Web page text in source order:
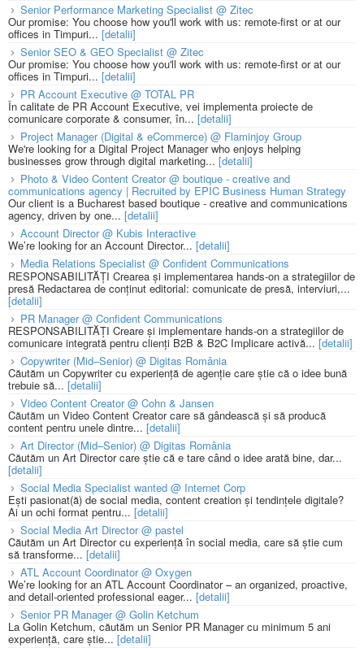
Senior Performance Marketing Specialist @ Zitec
Our promise: You choose how you'll work with us: remote-first or at our
offices in Timpuri... [detalii]
Senior SEO & GEO Specialist @ Zitec
Our promise: You choose how you'll work with us: remote-first or at our
offices in Timpuri... [detalii]
PR Account Executive @ TOTAL PR
În calitate de PR Account Executive, vei implementa proiecte de
comunicare corporate & consumer, în... [detalii]
Project Manager (Digital & eCommerce) @ Flaminjoy Group
We're looking for a Digital Project Manager who enjoys helping
businesses grow through digital marketing... [detalii]
Photo & Video Content Creator @ boutique - creative and
communications agency | Recruited by EPIC Business Human Strategy
Our client is a Bucharest based boutique - creative and communications
agency, driven by one... [detalii]
Account Director @ Kubis Interactive
We’re looking for an Account Director... [detalii]
Media Relations Specialist @ Confident Communications
RESPONSABILITĂȚI Crearea și implementarea hands-on a strategiilor de
presă Redactarea de conținut editorial: comunicate de presă, interviuri,...
[detalii]
PR Manager @ Confident Communications
RESPONSABILITĂȚI Creare și implementare hands-on a strategiilor de
comunicare integrată pentru clienți B2B & B2C Implicare activă... [detalii]
Copywriter (Mid–Senior) @ Digitas România
Căutăm un Copywriter cu experiență de agenție care știe că o idee bună
trebuie să... [detalii]
Video Content Creator @ Cohn & Jansen
Căutăm un Video Content Creator care să gândească și să producă
content pentru unele dintre... [detalii]
Art Director (Mid–Senior) @ Digitas România
Căutăm un Art Director care știe că e tare când o idee arată bine, dar...
[detalii]
Social Media Specialist wanted @ Internet Corp
Ești pasionat(ă) de social media, content creation și tendințele digitale?
Ai un ochi format pentru... [detalii]
Social Media Art Director @ pastel
Căutăm un Art Director cu experiență în social media, care să știe cum
să transforme... [detalii]
ATL Account Coordinator @ Oxygen
We’re looking for an ATL Account Coordinator – an organized, proactive,
and detail-oriented professional eager... [detalii]
Senior PR Manager @ Golin Ketchum
La Golin Ketchum, căutăm un Senior PR Manager cu minimum 5 ani
experiență, care știe... [detalii]